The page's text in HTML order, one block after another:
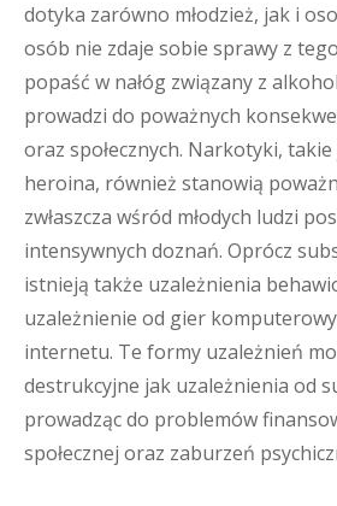
dotyka zarówno młodzież, jak i
osób nie zdaje sobie sprawy z
popaść w nałóg związany z
prowadzi do poważnych
oraz społecznych. Narkotyki,
heroina, również stanowią
zwłaszcza wśród młodych ludzi
intensywnych doznań. Oprócz
istnieją także uzależnienia
uzależnienie od gier
internetu. Te formy uzależnień
destrukcyjne jak uzależnienia od
prowadząc do problemów
społecznej oraz zaburzeń